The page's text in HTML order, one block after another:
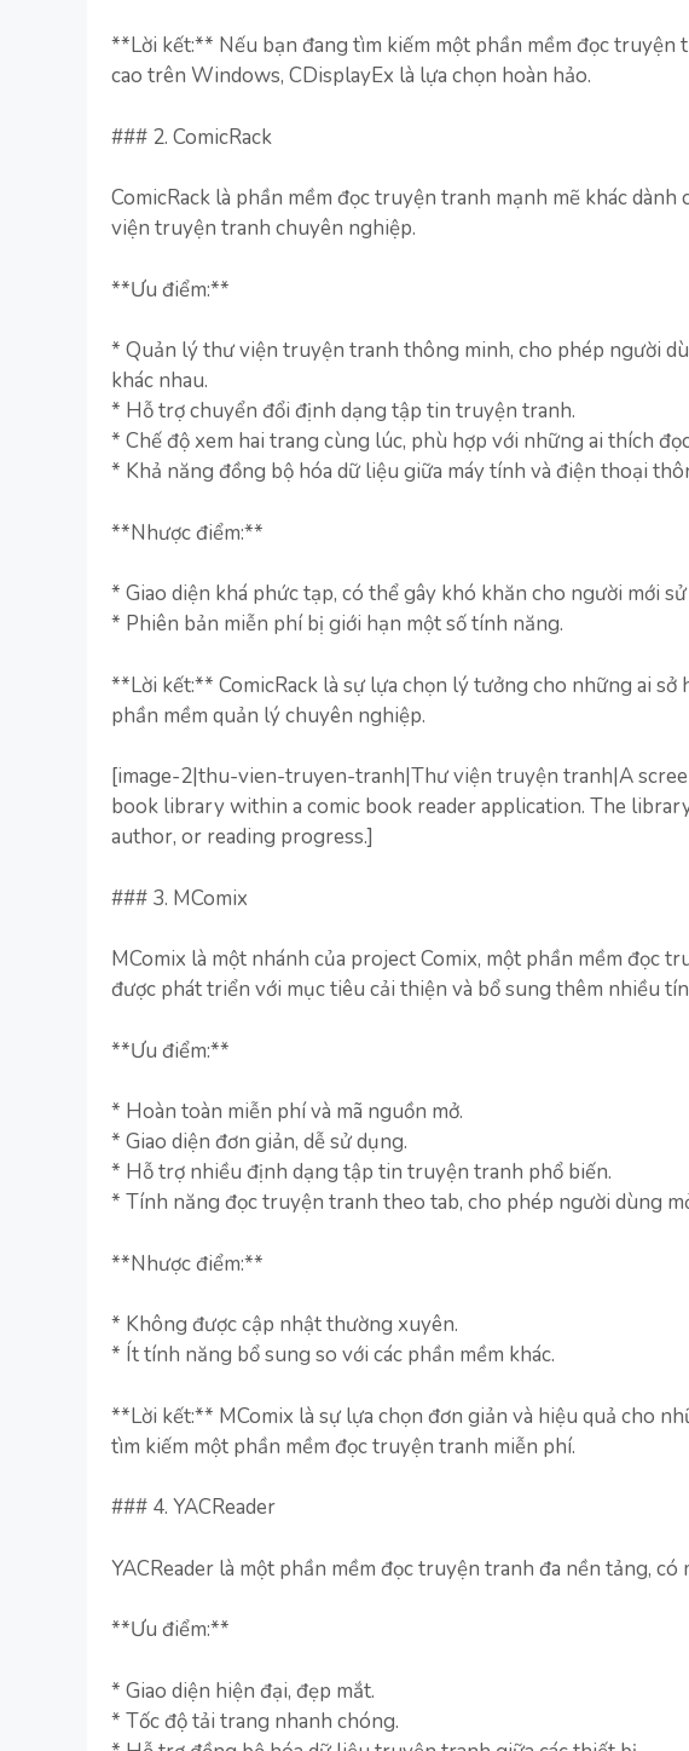
**Lời kết:** Nếu bạn đang tìm kiếm một phần mềm đọc truyện
cao trên Windows, CDisplayEx là lựa chọn hoàn hảo.
### 2. ComicRack
ComicRack là phần mềm đọc truyện tranh mạnh mẽ khác
viện truyện tranh chuyên nghiệp.
**Ưu điểm:**
* Quản lý thư viện truyện tranh thông minh, cho phép người
khác nhau.
* Hỗ trợ chuyển đổi định dạng tập tin truyện tranh.
* Chế độ xem hai trang cùng lúc, phù hợp với những ai thích
* Khả năng đồng bộ hóa dữ liệu giữa máy tính và điện thoại
**Nhược điểm:**
* Giao diện khá phức tạp, có thể gây khó khăn cho người mới
* Phiên bản miễn phí bị giới hạn một số tính năng.
**Lời kết:** ComicRack là sự lựa chọn lý tưởng cho những ai
phần mềm quản lý chuyên nghiệp.
[image-2|thu-vien-truyen-tranh|Thư viện truyện tranh|A
book library within a comic book reader application. The
author, or reading progress.]
### 3. MComix
MComix là một nhánh của project Comix, một phần mềm đọc
được phát triển với mục tiêu cải thiện và bổ sung thêm nhiều
**Ưu điểm:**
* Hoàn toàn miễn phí và mã nguồn mở.
* Giao diện đơn giản, dễ sử dụng.
* Hỗ trợ nhiều định dạng tập tin truyện tranh phổ biến.
* Tính năng đọc truyện tranh theo tab, cho phép người dùng
**Nhược điểm:**
* Không được cập nhật thường xuyên.
* Ít tính năng bổ sung so với các phần mềm khác.
**Lời kết:** MComix là sự lựa chọn đơn giản và hiệu quả cho
tìm kiếm một phần mềm đọc truyện tranh miễn phí.
### 4. YACReader
YACReader là một phần mềm đọc truyện tranh đa nền tảng,
**Ưu điểm:**
* Giao diện hiện đại, đẹp mắt.
* Tốc độ tải trang nhanh chóng.